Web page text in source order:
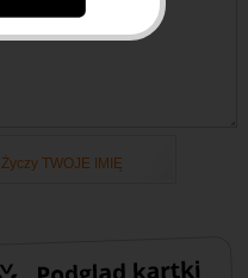
Życzy TWOJE IMIĘ